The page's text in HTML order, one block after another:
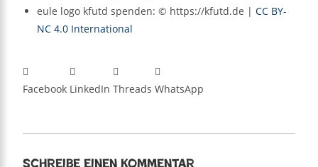
eule logo kfutd spenden: © https://kfutd.de |CC BY-
NC 4.0 International
Facebook LinkedIn Threads WhatsApp
Schreibe einen Kommentar